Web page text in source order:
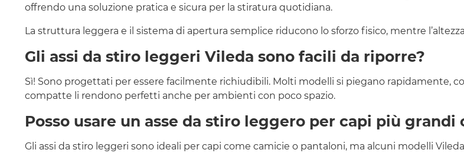
offrendo una soluzione pratica e sicura per la stiratura quotidiana.
La struttura leggera e il sistema di apertura semplice riducono lo sforzo fisico, mentre
Gli assi da stiro leggeri Vileda sono facili da riporre?
Sì! Sono progettati per essere facilmente richiudibili. Molti modelli si piegano rapidamente,
compatte li rendono perfetti anche per ambienti con poco spazio.
Posso usare un asse da stiro leggero per capi più
Gli assi da stiro leggeri sono ideali per capi come camicie o pantaloni, ma alcuni modelli